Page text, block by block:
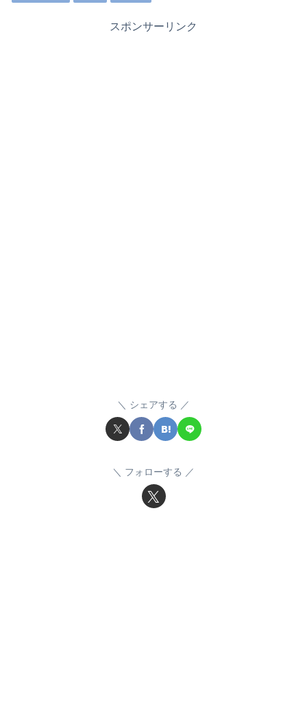
スポンサーリンク
シェアする
フォローする